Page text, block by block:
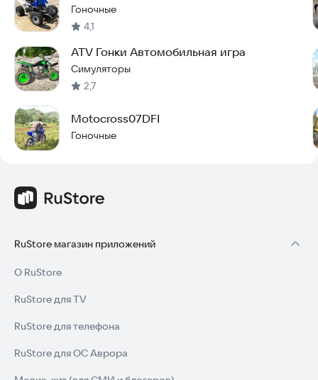
Гоночные
4,1
ATV Гонки Автомобильная игра
Симуляторы
2,7
Motocross07DFI
Гоночные
RuStore магазин приложений
О RuStore
RuStore для TV
RuStore для телефона
RuStore для ОС Аврора